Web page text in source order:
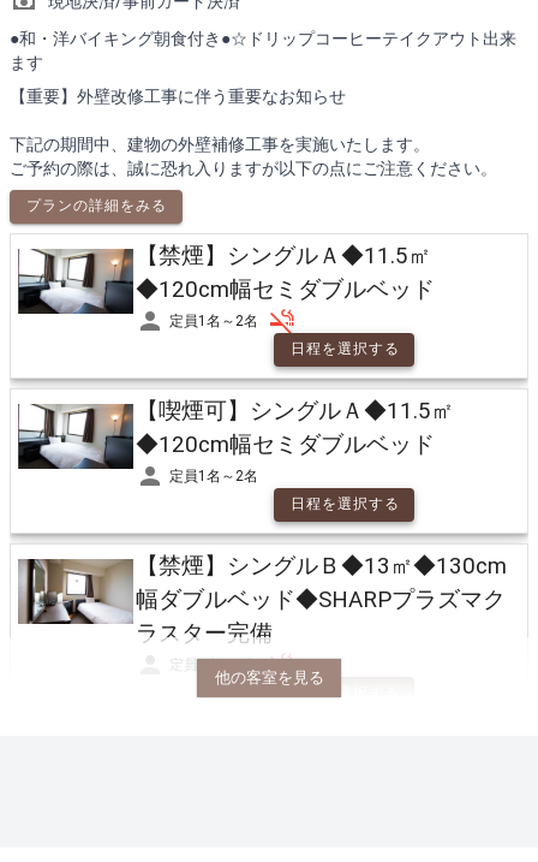
●和・洋バイキング朝食付き●☆ドリップコーヒーテイクアウト出来
ます
【重要】外壁改修工事に伴う重要なお知らせ
下記の期間中、建物の外壁補修工事を実施いたします。
ご予約の際は、誠に恐れ入りますが以下の点にご注意ください。
プランの詳細をみる
他の客室を見る
【禁煙】シングルＡ◆11.5㎡
◆120cm幅セミダブルベッド
定員1名～2名
日程を選択する
【喫煙可】シングルＡ◆11.5㎡
◆120cm幅セミダブルベッド
定員1名～2名
日程を選択する
【禁煙】シングルＢ◆13㎡◆130cm
幅ダブルベッド◆SHARPプラズマク
ラスター完備
定員1名～2名